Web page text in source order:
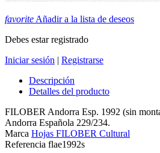
favorite Añadir a la lista de deseos
Debes estar registrado
Iniciar sesión | Registrarse
Descripción
Detalles del producto
FILOBER Andorra Esp. 1992 (sin
Andorra Española 229/234.
Marca Hojas FILOBER Cultural
Referencia flae1992s